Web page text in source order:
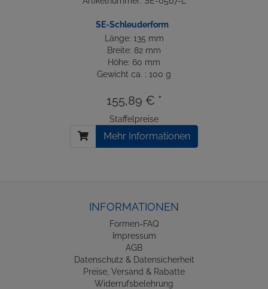
SE-Schleuderform
Länge: 135 mm
Breite: 82 mm
Höhe: 60 mm
Gewicht ca. : 100 g
155,89 € *
Staffelpreise
Mehr Informationen
INFORMATIONEN
Formen-FAQ
Impressum
AGB
Datenschutz & Datensicherheit
Preise, Versand & Rabatte
Widerrufsbelehrung